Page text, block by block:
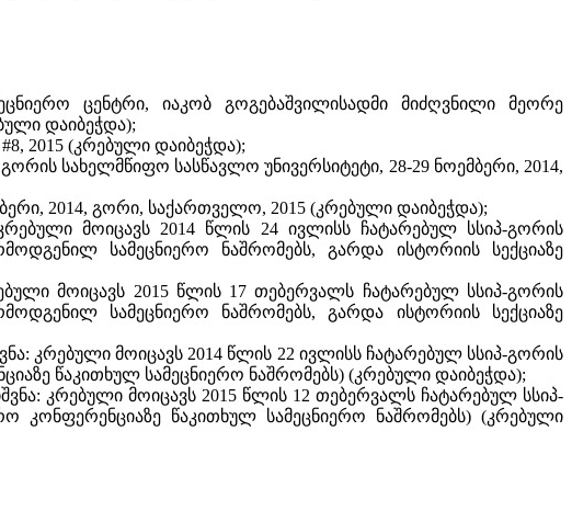
ცენტრი, იაკობ გოგებაშვილისადმი მიძღვნილი მეორე
დაიბეჭდა);
2015 (კრებული დაიბეჭდა);
სახელმწიფო სასწავლო უნივერსიტეტი, 28-29 ნოემბერი, 2014,
2014, გორი, საქართველო, 2015 (კრებული დაიბეჭდა);
მოიცავს 2014 წლის 24 ივლისს ჩატარებულ სსიპ-გორის
სამეცნიერო ნაშრომებს, გარდა ისტორიის სექციაზე
მოიცავს 2015 წლის 17 თებერვალს ჩატარებულ სსიპ-გორის
სამეცნიერო ნაშრომებს, გარდა ისტორიის სექციაზე
კრებული მოიცავს 2014 წლის 22 ივლისს ჩატარებულ სსიპ-გორის
წაკითხულ სამეცნიერო ნაშრომებს) (კრებული დაიბეჭდა);
კრებული მოიცავს 2015 წლის 12 თებერვალს ჩატარებულ სსიპ-
კონფერენციაზე წაკითხულ სამეცნიერო ნაშრომებს) (კრებული